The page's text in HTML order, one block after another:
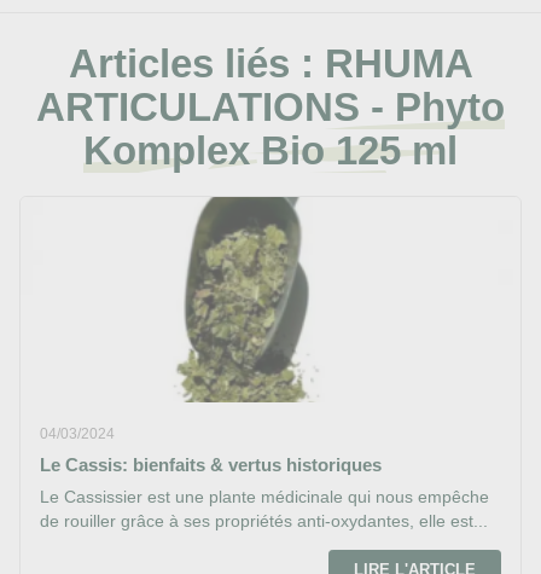
Articles liés : RHUMA
ARTICULATIONS - Phyto
Komplex Bio 125 ml
04/03/2024
Le Cassis: bienfaits & vertus historiques
Le Cassissier est une plante médicinale qui nous empêche
de rouiller grâce à ses propriétés anti-oxydantes, elle est...
LIRE L'ARTICLE